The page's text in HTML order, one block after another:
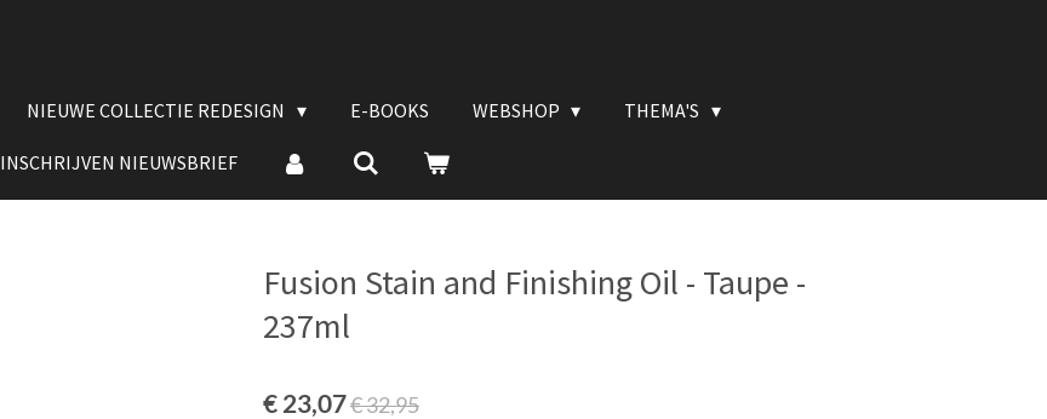
NIEUWE COLLECTIE REDESIGN E-BOOKS WEBSHOP THEMA'S
INSCHRIJVEN NIEUWSBRIEF
Fusion Stain and Finishing Oil - Taupe -
237ml
€ 23,07€ 32,95